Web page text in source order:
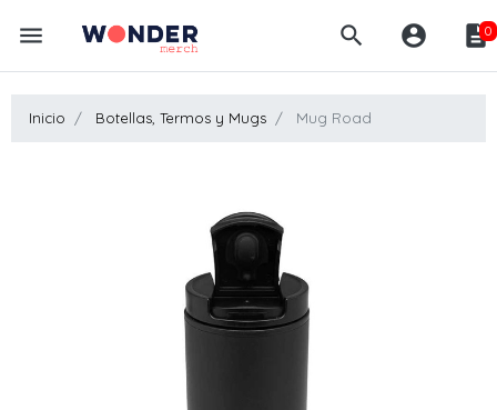
menu search account_circle description0
Inicio Botellas, Termos y Mugs Mug Road